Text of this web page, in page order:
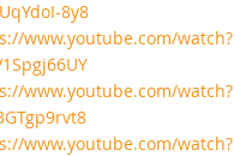
8y8
www.youtube.com/watch?
www.youtube.com/watch?
www.youtube.com/watch?